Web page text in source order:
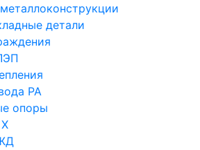
детали
РА
опоры